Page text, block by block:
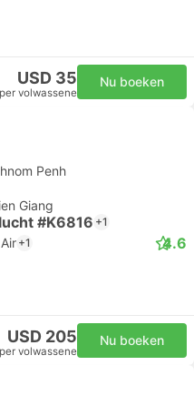
USD 35
per volwassene
Nu boeken
Penh
Giang
#K6816 +1
+1 4.6
USD 205
per volwassene
Nu boeken